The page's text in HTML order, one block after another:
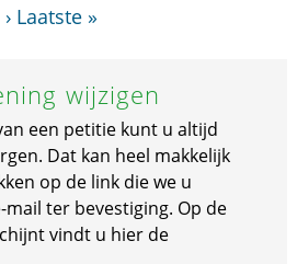
› Laatste »
wijzigen
een petitie kunt u altijd
Dat kan heel makkelijk
op de link die we u
ter bevestiging. Op de
vindt u hier de